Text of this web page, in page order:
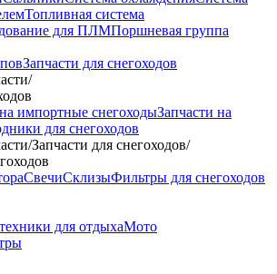
Топливная система
для ПЛМПоршневая группа
Запчасти для снегоходов
/
импортные снегоходыЗапчасти на
для снегоходов
/Запчасти для снегоходов/
СвечиСклизыФильтры для снегоходов
для отдыхаМото